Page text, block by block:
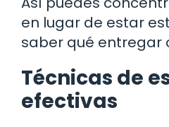
en lugar de estar
saber qué entregar
Técnicas de
efectivas